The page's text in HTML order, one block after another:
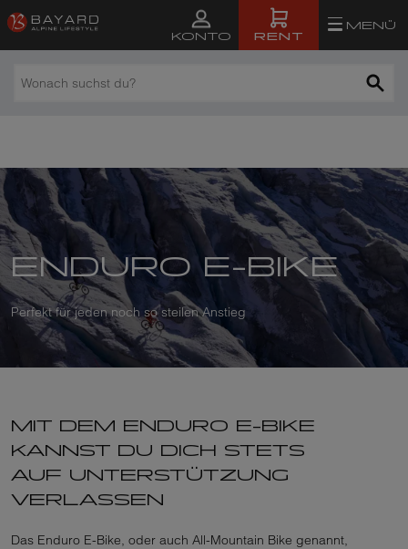
KONTO RENT
MENÜ
Wonach
ENDURO E-BIKE
Perfekt für jeden noch so steilen Anstieg
MIT DEM ENDURO E-BIKE
KANNST DU DICH STETS
AUF UNTERSTÜTZUNG
VERLASSEN
Das Enduro E-Bike, oder auch All-Mountain Bike genannt,